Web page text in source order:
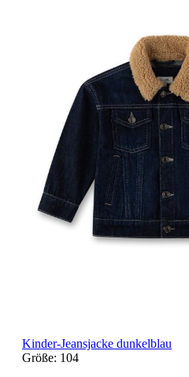
Kinder-Jeansjacke dunkelblau
Größe: 104